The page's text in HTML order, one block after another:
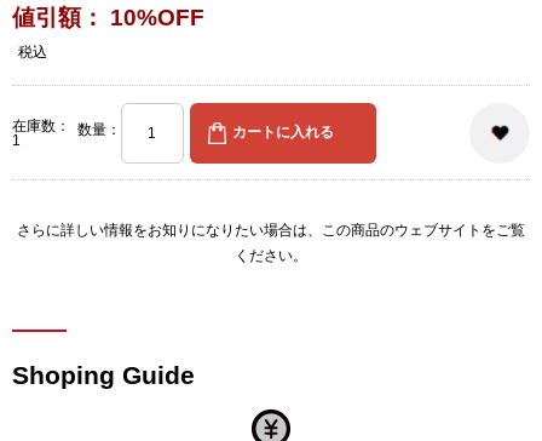
値引額： 10%OFF
税込
在庫数：
1
数量：
さらに詳しい情報をお知りになりたい場合は、 この商品のウェブサイト をご覧
ください。
Shoping Guide